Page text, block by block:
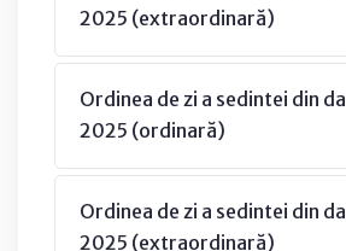
2025 (extraordinară)
Ordinea de zi a sedintei din
2025 (ordinară)
Ordinea de zi a sedintei din
2025 (extraordinară)